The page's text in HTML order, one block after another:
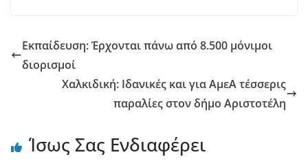
Εκπαίδευση: Έρχονται πάνω από 8.500 μόνιμοι
διορισμοί
Χαλκιδική: Ιδανικές και για ΑμεΑ τέσσερις
παραλίες στον δήμο Αριστοτέλη
Ίσως Σας Ενδιαφέρει